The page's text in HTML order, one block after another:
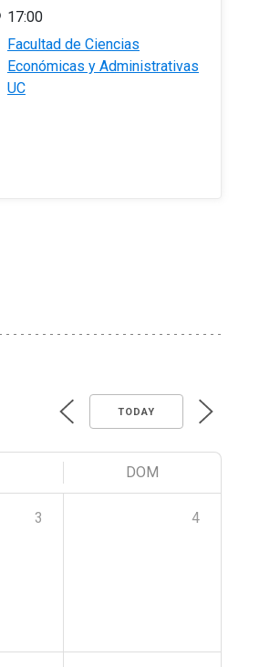
17:00
Facultad de Ciencias
Económicas y Administrativas
UC
TODAY
DOM
3 4